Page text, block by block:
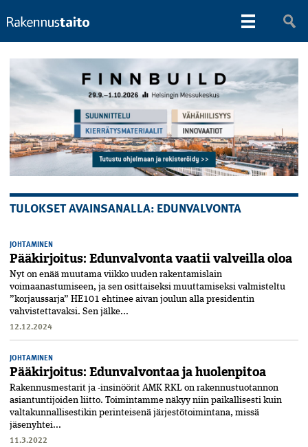
TULOKSET AVAINSANALLA: EDUNVALVONTA
JOHTAMINEN
Pääkirjoitus: Edunvalvonta vaatii valveilla oloa
Nyt on enää muutama viikko uuden rakentamislain
voimaanastumiseen, ja sen osittaiseksi muuttamiseksi valmisteltu
”korjaus­sarja” HE101 ehtinee aivan joulun alla presidentin
vahvistettavaksi. Sen jälke...
12.12.2024
JOHTAMINEN
Pääkirjoitus: Edunvalvontaa ja huolenpitoa
Rakennusmestarit ja -insinöörit AMK RKL on rakennustuotannon
asiantuntijoiden liitto. Toimin­tamme näkyy niin paikallisesti kuin
valtakunnallisestikin perinteisenä järjestötoimintana, missä
jäsenyhtei...
11.3.2022